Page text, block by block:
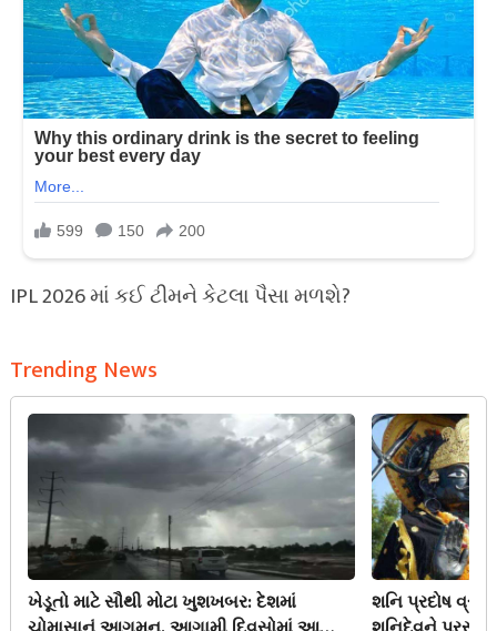
IPL 2026 માં કઈ ટીમને કેટલા પૈસા મળશે?
Trending News
ખેડૂતો માટે સૌથી મોટા ખુશખબર: દેશમાં
શનિ પ્રદોષ